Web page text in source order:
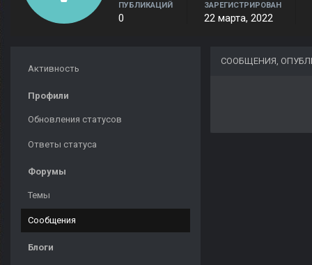
ПУБЛИКАЦИЙ
0
ЗАРЕГИСТРИРОВАН
22 марта, 2022
Активность
Профили
Обновления статусов
Ответы статуса
Форумы
Темы
Сообщения
Блоги
СООБЩЕНИЯ,